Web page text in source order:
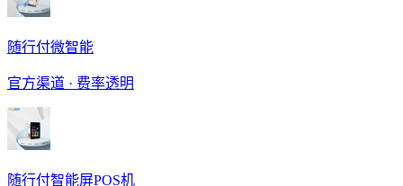
随行付微智能
官方渠道 · 费率透明
随行付智能屏POS机